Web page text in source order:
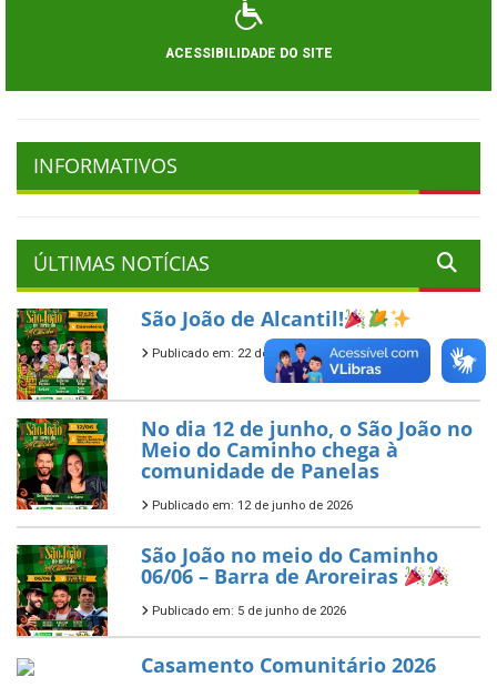
ACESSIBILIDADE DO SITE
INFORMATIVOS
ÚLTIMAS NOTÍCIAS
São João de Alcantil!
Publicado em: 22 de junho de 2026
No dia 12 de junho, o São João no
Meio do Caminho chega à
comunidade de Panelas
Publicado em: 12 de junho de 2026
São João no meio do Caminho
06/06 – Barra de Aroreiras
Publicado em: 5 de junho de 2026
Casamento Comunitário 2026